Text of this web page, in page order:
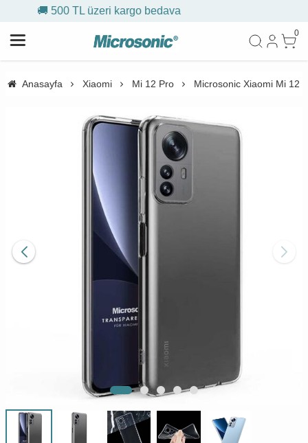
bedava
0
Anasayfa Xiaomi Mi 12 Pro Microsonic Xiaomi Mi 12